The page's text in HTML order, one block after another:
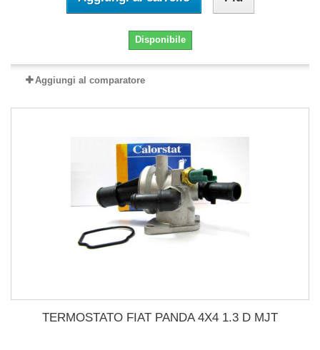
Disponibile
Aggiungi al comparatore
TERMOSTATO FIAT PANDA 4X4 1.3 D MJT